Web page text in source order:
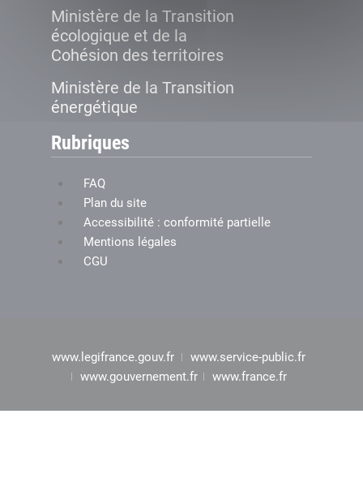
Ministère de la Transition
écologique et de la
Cohésion des territoires
Ministère de la Transition
énergétique
Rubriques
FAQ
Plan du site
Accessibilité : conformité partielle
Mentions légales
CGU
www.legifrance.gouv.fr
www.service-public.fr
www.gouvernement.fr
www.france.fr